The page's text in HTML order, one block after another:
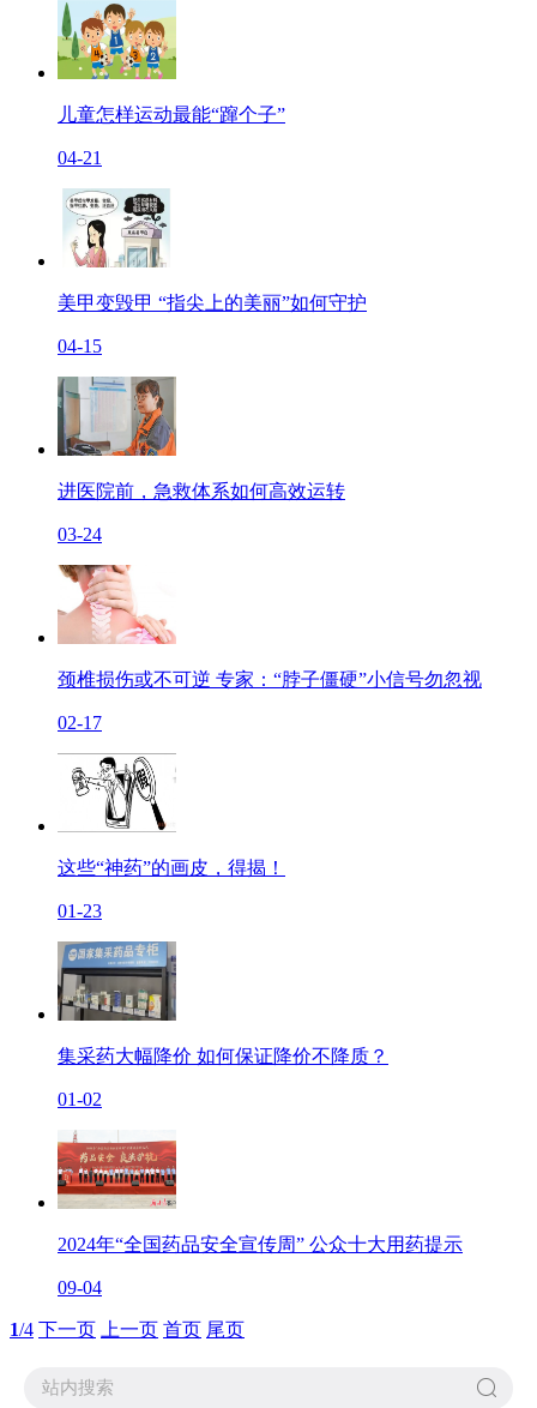
儿童怎样运动最能“蹿个子”
04-21
美甲变毁甲 “指尖上的美丽”如何守护
04-15
进医院前，急救体系如何高效运转
03-24
颈椎损伤或不可逆 专家：“脖子僵硬”小信号勿忽视
02-17
这些“神药”的画皮，得揭！
01-23
集采药大幅降价 如何保证降价不降质？
01-02
2024年“全国药品安全宣传周” 公众十大用药提示
09-04
1/4 下一页 上一页 首页 尾页